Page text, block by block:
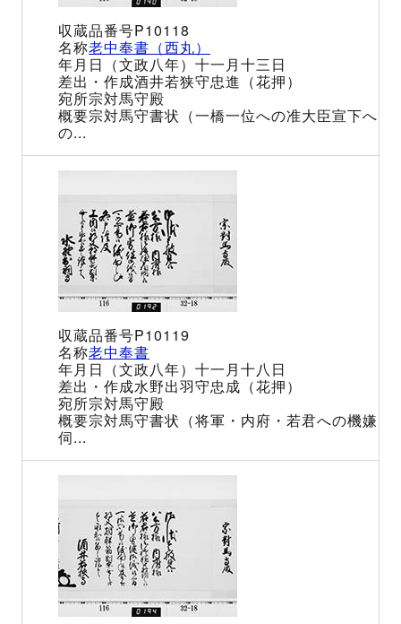
P10118
老中奉書（西丸）
（文政八年）十一月十三日
酒井若狭守忠進（花押）
宗対馬守殿
宗対馬守書状（一橋一位への准大臣宣下へ
の...
P10119
老中奉書
（文政八年）十一月十八日
水野出羽守忠成（花押）
宗対馬守殿
宗対馬守書状（将軍・内府・若君への機嫌
伺...